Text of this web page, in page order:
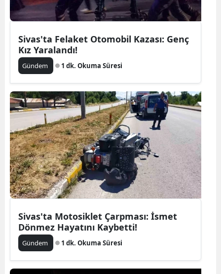
Sivas'ta Felaket Otomobil Kazası: Genç
Kız Yaralandı!
Gündem 1 dk. Okuma Süresi
Sivas'ta Motosiklet Çarpması: İsmet
Dönmez Hayatını Kaybetti!
Gündem 1 dk. Okuma Süresi